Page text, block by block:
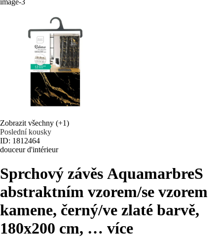
Zobrazit všechny (+1)
Poslední kousky
ID: 1812464
douceur d'intérieur
Sprchový závěs AquamarbreS
abstraktním vzorem/se vzorem
kamene, černý/ve zlaté barvě,
180x200 cm, … více